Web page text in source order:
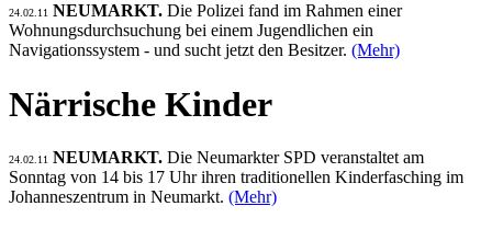
24.02.11 NEUMARKT. Die Polizei fand im Rahmen einer
Wohnungsdurchsuchung bei einem Jugendlichen ein
Navigationssystem - und sucht jetzt den Besitzer. (Mehr)
Närrische Kinder
24.02.11 NEUMARKT. Die Neumarkter SPD veranstaltet am
Sonntag von 14 bis 17 Uhr ihren traditionellen Kinderfasching im
Johanneszentrum in Neumarkt. (Mehr)